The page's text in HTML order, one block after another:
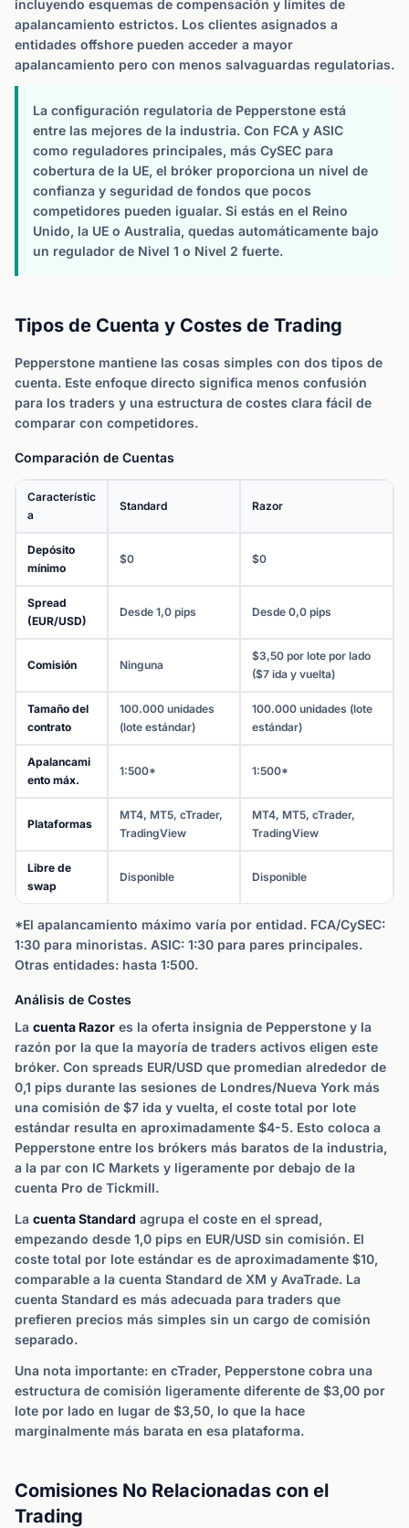
incluyendo esquemas de compensación y límites de
apalancamiento estrictos. Los clientes asignados a
entidades offshore pueden acceder a mayor
apalancamiento pero con menos salvaguardas regulatorias.
La configuración regulatoria de Pepperstone está
entre las mejores de la industria. Con FCA y ASIC
como reguladores principales, más CySEC para
cobertura de la UE, el bróker proporciona un nivel de
confianza y seguridad de fondos que pocos
competidores pueden igualar. Si estás en el Reino
Unido, la UE o Australia, quedas automáticamente bajo
un regulador de Nivel 1 o Nivel 2 fuerte.
Tipos de Cuenta y Costes de Trading
Pepperstone mantiene las cosas simples con dos tipos de
cuenta. Este enfoque directo significa menos confusión
para los traders y una estructura de costes clara fácil de
comparar con competidores.
Comparación de Cuentas
Característic
a
Standard Razor
Depósito
mínimo
$0 $0
Spread
(EUR/USD)
Desde 1,0 pips Desde 0,0 pips
Comisión Ninguna
$3,50 por lote por lado
($7 ida y vuelta)
Tamaño del
contrato
100.000 unidades
(lote estándar)
100.000 unidades (lote
estándar)
Apalancami
ento máx.
1:500* 1:500*
Plataformas
MT4, MT5, cTrader,
TradingView
MT4, MT5, cTrader,
TradingView
Libre de
swap
Disponible Disponible
*El apalancamiento máximo varía por entidad. FCA/CySEC:
1:30 para minoristas. ASIC: 1:30 para pares principales.
Otras entidades: hasta 1:500.
Análisis de Costes
La cuenta Razor es la oferta insignia de Pepperstone y la
razón por la que la mayoría de traders activos eligen este
bróker. Con spreads EUR/USD que promedian alrededor de
0,1 pips durante las sesiones de Londres/Nueva York más
una comisión de $7 ida y vuelta, el coste total por lote
estándar resulta en aproximadamente $4-5. Esto coloca a
Pepperstone entre los brókers más baratos de la industria,
a la par con IC Markets y ligeramente por debajo de la
cuenta Pro de Tickmill.
La cuenta Standard agrupa el coste en el spread,
empezando desde 1,0 pips en EUR/USD sin comisión. El
coste total por lote estándar es de aproximadamente $10,
comparable a la cuenta Standard de XM y AvaTrade. La
cuenta Standard es más adecuada para traders que
prefieren precios más simples sin un cargo de comisión
separado.
Una nota importante: en cTrader, Pepperstone cobra una
estructura de comisión ligeramente diferente de $3,00 por
lote por lado en lugar de $3,50, lo que la hace
marginalmente más barata en esa plataforma.
Comisiones No Relacionadas con el
Trading